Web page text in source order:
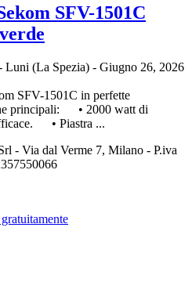
SFV-1501C
Luni (La Spezia) - Giugno 26, 2026
SFV-1501C in perfette
principali: • 2000 watt di
• Piastra ...
- Via dal Verme 7, Milano - P.iva